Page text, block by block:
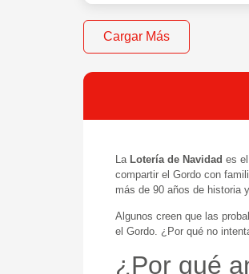
Cargar Más
La Lotería de Navidad es
compartir el Gordo con
más de 90 años de historia
Algunos creen que las
el Gordo. ¿Por qué no
¿Por qué